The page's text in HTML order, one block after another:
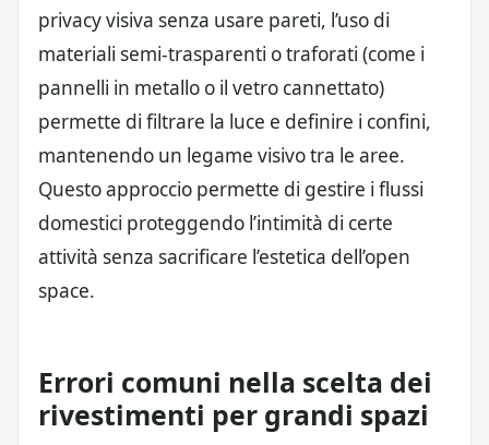
privacy visiva senza usare pareti, l’uso di
materiali semi-trasparenti o traforati (come i
pannelli in metallo o il vetro cannettato)
permette di filtrare la luce e definire i confini,
mantenendo un legame visivo tra le aree.
Questo approccio permette di gestire i flussi
domestici proteggendo l’intimità di certe
attività senza sacrificare l’estetica dell’open
space.
Errori comuni nella scelta dei
rivestimenti per grandi spazi